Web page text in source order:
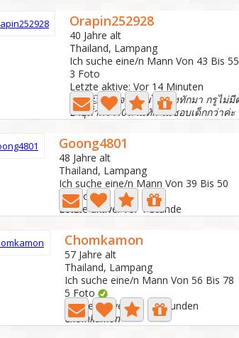
Orapin252928
40 Jahre alt
Thailand, Lampang
Ich suche eine/n Mann Von 43 Bis 55
3 Foto
Letzte aktive: Vor 14 Minuten
อายุต่ำกว่า40ห้ามทัก ไม่ชอบเด็กกว่าค่ะ
Goong4801
48 Jahre alt
Thailand, Lampang
Ich suche eine/n Mann Von 39 Bis 50
3 Foto
Letzte aktive: Vor 1 Stunde
Chomkamon
57 Jahre alt
Thailand, Lampang
Ich suche eine/n Mann Von 56 Bis 78
5 Foto
Letzte aktive: Vor 23 Stunden
Chomkamon